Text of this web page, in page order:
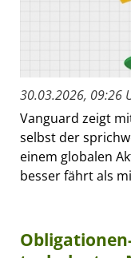
30.03.2026, 09:26
Vanguard zeigt
selbst der
einem globalen
besser fährt als